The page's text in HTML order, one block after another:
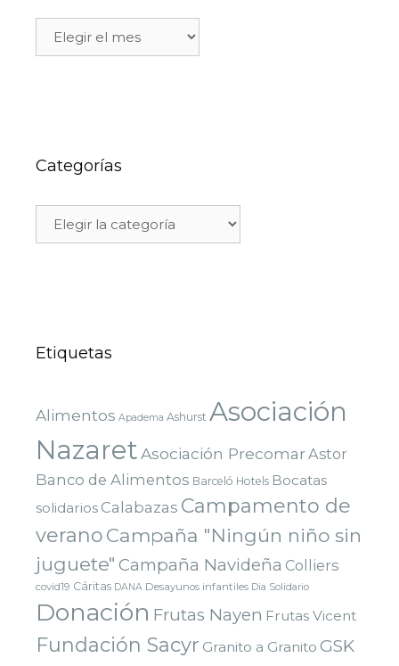
Categorías
Etiquetas
Alimentos Apadema Ashurst Asociación
NazaretAsociación PrecomarAstor
Banco de Alimentos Barceló Hotels Bocatas
solidarios Calabazas Campamento de
verano Campaña "Ningún niño sin
juguete" Campaña Navideña Colliers
covid19 Cáritas DANA Desayunos infantiles Dia Solidario
Donación Frutas Nayen Frutas Vicent
Fundación Sacyr Granito a Granito GSK